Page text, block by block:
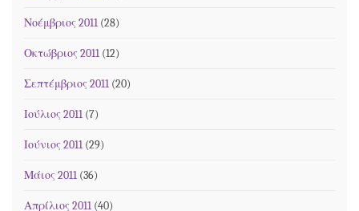
Νοέμβριος 2011 (28)
Οκτώβριος 2011 (12)
Σεπτέμβριος 2011 (20)
Ιούλιος 2011 (7)
Ιούνιος 2011 (29)
Μάιος 2011 (36)
Απρίλιος 2011 (40)